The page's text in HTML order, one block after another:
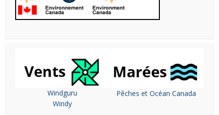
Windguru
Windy
Pêches et Océan Canada